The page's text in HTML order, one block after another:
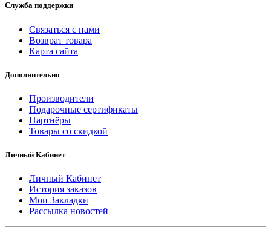
Служба поддержки
Связаться с нами
Возврат товара
Карта сайта
Дополнительно
Производители
Подарочные сертификаты
Партнёры
Товары со скидкой
Личный Кабинет
Личный Кабинет
История заказов
Мои Закладки
Рассылка новостей